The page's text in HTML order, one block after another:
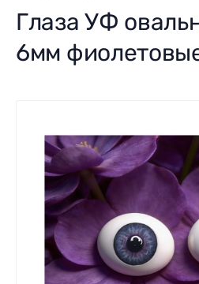
Глаза УФ
6мм